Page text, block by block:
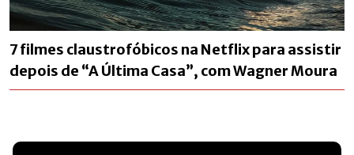
7 filmes claustrofóbicos na Netflix para assistir
depois de “A Última Casa”, com Wagner Moura